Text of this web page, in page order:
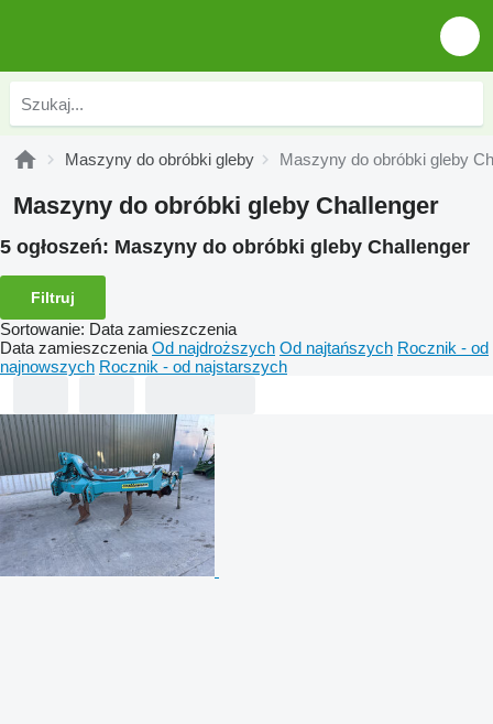
Maszyny do obróbki gleby Maszyny do obróbki gleby
Maszyny do obróbki gleby Challenger
5 ogłoszeń: Maszyny do obróbki gleby Challenger
Filtruj
Sortowanie: Data zamieszczenia
Data zamieszczenia Od najdroższych Od najtańszych Rocznik - od
najnowszych Rocznik - od najstarszych